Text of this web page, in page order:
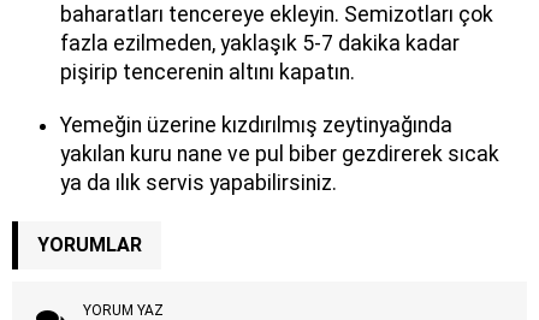
baharatları tencereye ekleyin. Semizotları çok
fazla ezilmeden, yaklaşık 5-7 dakika kadar
pişirip tencerenin altını kapatın.
Yemeğin üzerine kızdırılmış zeytinyağında
yakılan kuru nane ve pul biber gezdirerek sıcak
ya da ılık servis yapabilirsiniz.
YORUMLAR
YORUM YAZ